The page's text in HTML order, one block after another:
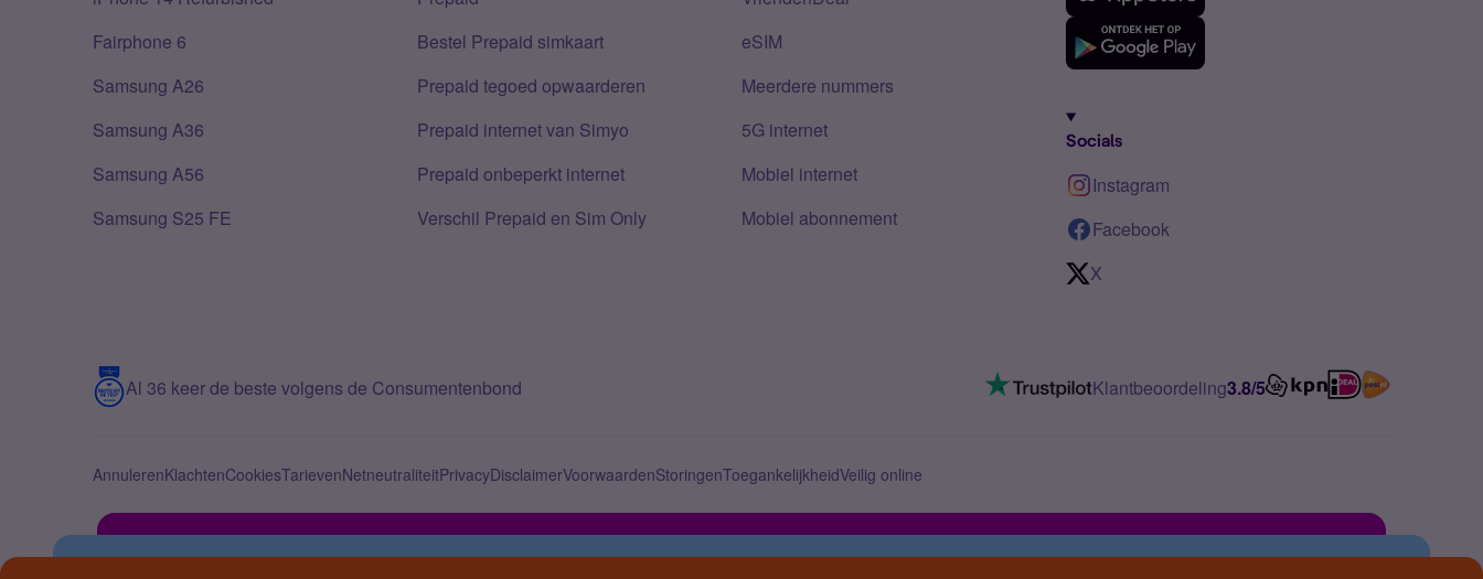
Fairphone 6
Samsung A26
Samsung A36
Samsung A56
Samsung S25 FE
Bestel Prepaid simkaart
Prepaid tegoed opwaarderen
Prepaid internet van Simyo
Prepaid onbeperkt internet
Verschil Prepaid en Sim Only
eSIM
Meerdere nummers
5G internet
Mobiel internet
Mobiel abonnement
Socials
Instagram
Facebook
X
Al 36 keer de beste volgens de Consumentenbond Klantbeoordeling3.8/5
AnnulerenKlachtenCookiesTarievenNetneutraliteitPrivacyDisclaimerVoorwaardenStoringenToegankelijkheidVeilig online